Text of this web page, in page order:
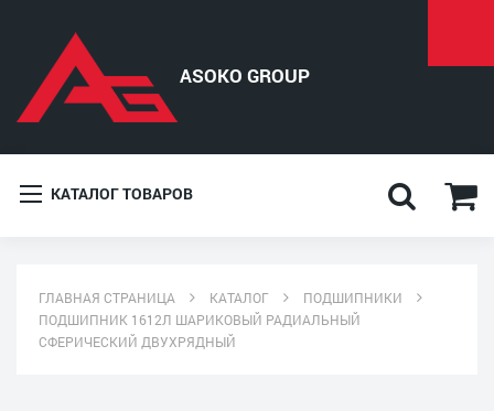
КАТАЛОГ ТОВАРОВ
ГЛАВНАЯ СТРАНИЦА КАТАЛОГ
ПОДШИПНИКИ
ПОДШИПНИК 1612Л ШАРИКОВЫЙ РАДИАЛЬНЫЙ
СФЕРИЧЕСКИЙ ДВУХРЯДНЫЙ